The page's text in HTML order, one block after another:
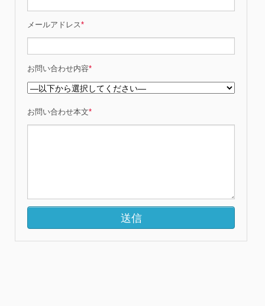
メールアドレス*
お問い合わせ内容*
お問い合わせ本文*